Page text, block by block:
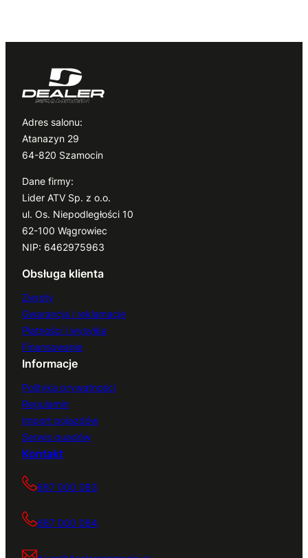
Adres salonu:
Atanazyn 29
64-820 Szamocin
Dane firmy:
Lider ATV Sp. z o.o.
ul. Os. Niepodległości 10
62-100 Wągrowiec
NIP: 6462975963
Obsługa klienta
Zwroty
Gwarancja i reklamacje
Płatności i wysyłka
Finansowanie
Informacje
Polityka prywatności
Regulamin
Import pojazdów
Serwis quadów
Kontakt
667 000 083
667 000 084